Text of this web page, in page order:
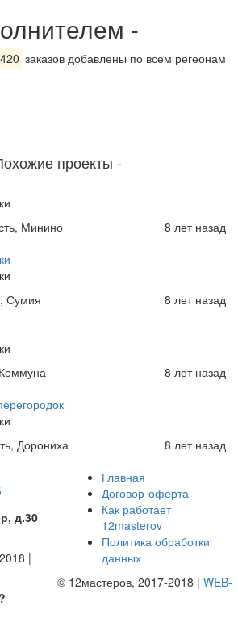
-
заказов добавлены по всем регеонам
проекты -
8 лет назад
Минино
8 лет назад
Сумия
8 лет назад
8 лет назад
Дорониха
д.30
|
Главная
Договор-оферта
Как работает
12masterov
Политика обработки
данных
© 12мастеров, 2017-2018 | WEB-